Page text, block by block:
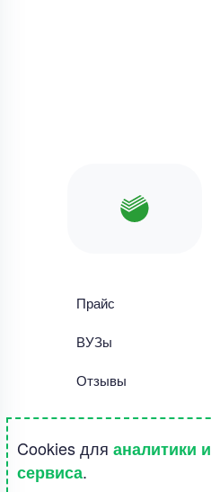
Прайс
ВУЗы
Отзывы
Библиотека работ
Правила
Cookies для аналитики
сервиса.